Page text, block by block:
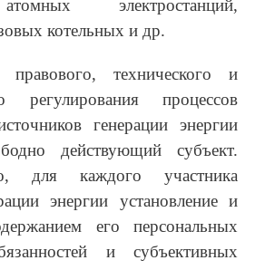
электростанций,
котельных и др.
технического и
регулирования процессов
генерации энергии
действующий субъект.
для каждого участника
энергии установление и
его персональных
и субъективных